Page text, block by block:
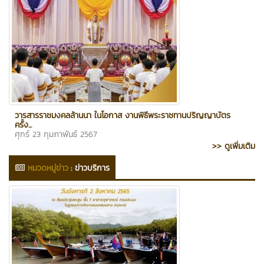
วารสารราชมงคลล้านนา ในโอกาส งานพิธีพระราชทานปริญญาบัตร
ครั้ง...
ศุกร์ 23 กุมภาพันธ์ 2567
>> ดูเพิ่มเติม
หมวดหมู่ข่าว:ข่าวบริการ